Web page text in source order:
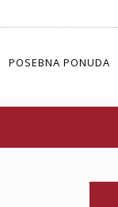
POSEBNA PONUDA